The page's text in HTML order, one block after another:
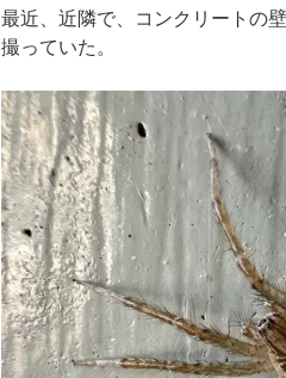
最近、近隣で、コンクリートの
撮っていた。